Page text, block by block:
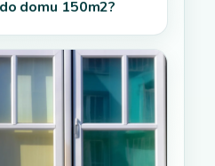
domu 150m2?